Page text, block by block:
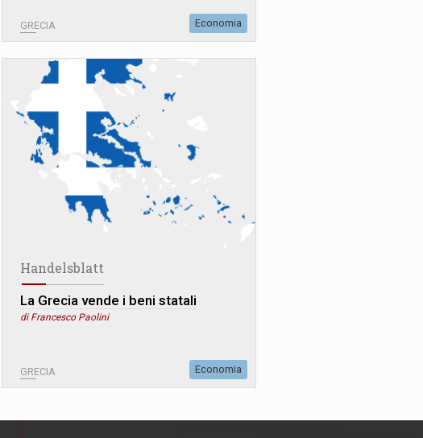
GRECIA Economia
Handelsblatt
La Grecia vende i beni statali
di Francesco Paolini
GRECIA Economia